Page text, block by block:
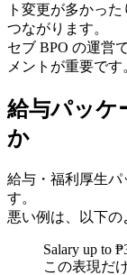
ト変更が多かっ
つながります。
セブ BPO の運営
メントが重要です
給与パッケ
か
給与・福利厚生
す。
悪い例は、以下の
Salary up to
この表現だ